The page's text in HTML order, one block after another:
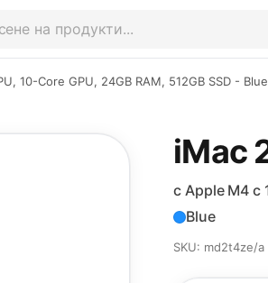
10-Core GPU, 24GB RAM, 512GB SSD -
iMac
с Apple M4 с
Blue
SKU: md2t4ze/a